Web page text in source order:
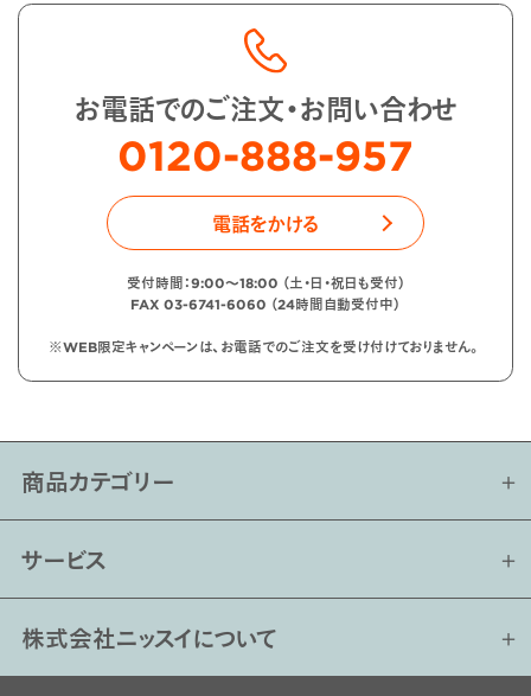
お電話でのご注文・お問い合わせ
0120-888-957
電話をかける
受付時間：9:00〜18:00 （土・日・祝日も受付）
FAX 03-6741-6060 （24時間自動受付中）
※WEB限定キャンペーンは、お電話でのご注文を受け付けておりません。
商品カテゴリー
サービス
株式会社ニッスイについて